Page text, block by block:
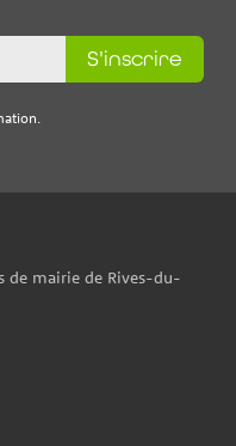
S'inscrire
de mairie de Rives-du-